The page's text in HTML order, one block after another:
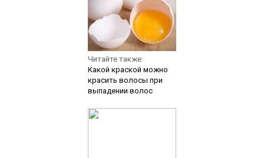
Читайте также:
Какой краской можно
красить волосы при
выпадении волос